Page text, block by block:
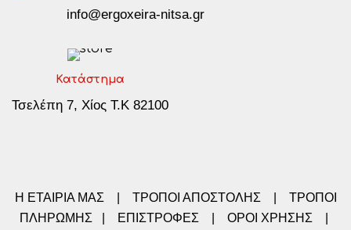
info@ergoxeira-nitsa.gr
Κατάστημα
Τσελέπη 7, Χίος Τ.Κ 82100
Η ΕΤΑΙΡΙΑ ΜΑΣ ΤΡΟΠΟΙ ΑΠΟΣΤΟΛΗΣ
ΤΡΟΠΟΙ
ΠΛΗΡΩΜΗΣ
ΕΠΙΣΤΡΟΦΕΣ ΟΡΟΙ ΧΡΗΣΗΣ